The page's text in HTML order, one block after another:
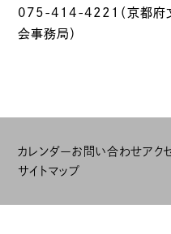
075-414-4221（京都府
会事務局）
カレンダーお問い合わせアク
サイトマップ